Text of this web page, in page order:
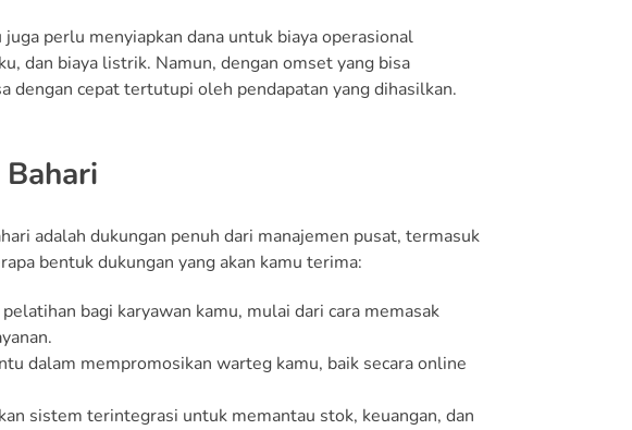
perlu menyiapkan dana untuk biaya operasional
dan biaya listrik. Namun, dengan omset yang bisa
dengan cepat tertutupi oleh pendapatan yang dihasilkan.
adalah dukungan penuh dari manajemen pusat, termasuk
bentuk dukungan yang akan kamu terima:
bagi karyawan kamu, mulai dari cara memasak
dalam mempromosikan warteg kamu, baik secara online
sistem terintegrasi untuk memantau stok, keuangan, dan